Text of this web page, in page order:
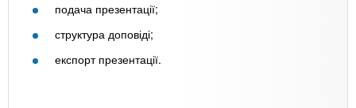
подача презентації;
структура доповіді;
експорт презентації.